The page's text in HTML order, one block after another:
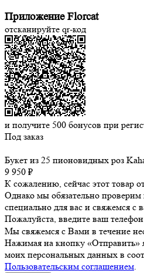
Приложение Florcat
отсканируйте qr-код
и получите 500 бонусов при
Под заказ
Букет из 25 пионовидных роз
9 950 ₽
К сожалению, сейчас этот товар
Однако мы обязательно проверим
специально для вас и свяжемся с
Пожалуйста, введите ваш телефон
Мы свяжемся с Вами в течение
Нажимая на кнопку «Отправить»
моих персональных данных в
Пользовательским соглашением.